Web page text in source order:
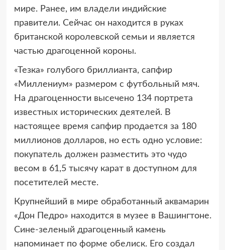
мире. Ранее, им владели индийские
правители. Сейчас он находится в руках
британской королевской семьи и является
частью драгоценной короны.
«Тезка» голубого бриллианта, сапфир
«Миллениум» размером с футбольный мяч.
На драгоценности высечено 134 портрета
известных исторических деятелей. В
настоящее время сапфир продается за 180
миллионов долларов, но есть одно условие:
покупатель должен разместить это чудо
весом в 61,5 тысячу карат в доступном для
посетителей месте.
Крупнейший в мире обработанный аквамарин
«Дон Педро» находится в музее в Вашингтоне.
Сине-зеленый драгоценный камень
напоминает по форме обелиск. Его создал